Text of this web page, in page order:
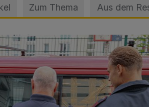
Zum Thema Aus dem
VW Bulli